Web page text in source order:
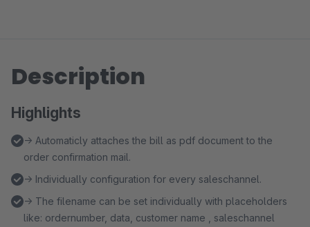
Description
Highlights
→ Automaticly attaches the bill as pdf document to the
order confirmation mail.
→ Individually configuration for every saleschannel.
→ The filename can be set individually with placeholders
like: ordernumber, data, customer name , saleschannel